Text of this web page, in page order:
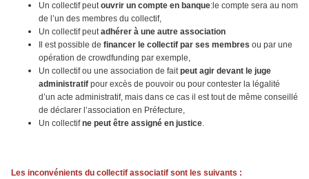
Un collectif peutouvrir un compte en banque:le compte sera au nom
de l’un des membres du collectif,
Un collectif peutadhérer à une autre association
Il est possible de financer le collectif par ses membres ou par une
opération de crowdfunding par exemple,
Un collectif ou une association de faitpeut agir devant le juge
administratif pour excès de pouvoir ou pour contester la légalité
d’un acte administratif, mais dans ce cas il est tout de même conseillé
de déclarer l’association en Préfecture,
Un collectifne peut être assigné en justice.
Les inconvénients du collectif associatif sont les suivants :